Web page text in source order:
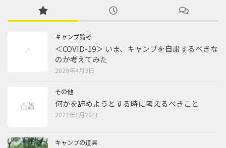
キャンプ論考
＜COVID-19＞ いま、キャンプを自粛するべきな
のか考えてみた
2020年4月3日
その他
何かを辞めようとする時に考えるべきこと
2022年1月20日
キャンプの道具